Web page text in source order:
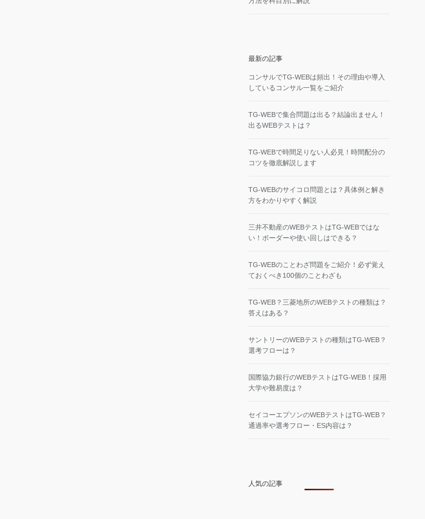
最新の記事
コンサルでTG-WEBは頻出！その理由や導入
しているコンサル一覧をご紹介
TG-WEBで集合問題は出る？結論出ません！
出るWEBテストは？
TG-WEBで時間足りない人必見！時間配分の
コツを徹底解説します
TG-WEBのサイコロ問題とは？具体例と解き
方をわかりやすく解説
三井不動産のWEBテストはTG-WEBではな
い！ボーダーや使い回しはできる？
TG-WEBのことわざ問題をご紹介！必ず覚え
ておくべき100個のことわざも
TG-WEB？三菱地所のWEBテストの種類は？
答えはある？
サントリーのWEBテストの種類はTG-WEB？
選考フローは？
国際協力銀行のWEBテストはTG-WEB！採用
大学や難易度は？
セイコーエプソンのWEBテストはTG-WEB？
通過率や選考フロー・ES内容は？
人気の記事